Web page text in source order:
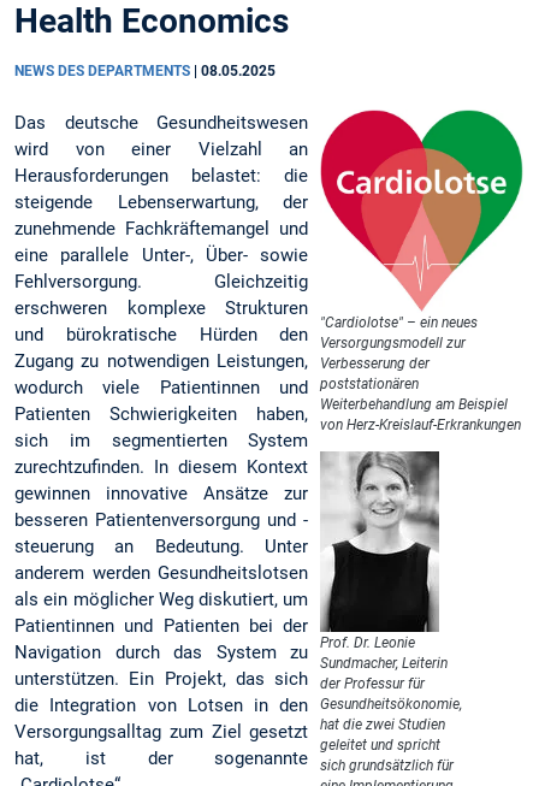
Health Economics
NEWS DES DEPARTMENTS 08.05.2025
"Cardiolotse" – ein neues
Versorgungsmodell zur
Verbesserung der
poststationären
Weiterbehandlung am Beispiel
von Herz-Kreislauf-Erkrankungen
Prof. Dr. Leonie
Sundmacher, Leiterin
der Professur für
Gesundheitsökonomie,
hat die zwei Studien
geleitet und spricht
sich grundsätzlich für
Das deutsche Gesundheitswesen
wird von einer Vielzahl an
Herausforderungen belastet: die
steigende Lebenserwartung, der
zunehmende Fachkräftemangel und
eine parallele Unter-, Über- sowie
Fehlversorgung. Gleichzeitig
erschweren komplexe Strukturen
und bürokratische Hürden den
Zugang zu notwendigen Leistungen,
wodurch viele Patientinnen und
Patienten Schwierigkeiten haben,
sich im segmentierten System
zurechtzufinden. In diesem Kontext
gewinnen innovative Ansätze zur
besseren Patientenversorgung und -
steuerung an Bedeutung. Unter
anderem werden Gesundheitslotsen
als ein möglicher Weg diskutiert, um
Patientinnen und Patienten bei der
Navigation durch das System zu
unterstützen. Ein Projekt, das sich
die Integration von Lotsen in den
Versorgungsalltag zum Ziel gesetzt
hat, ist der sogenannte